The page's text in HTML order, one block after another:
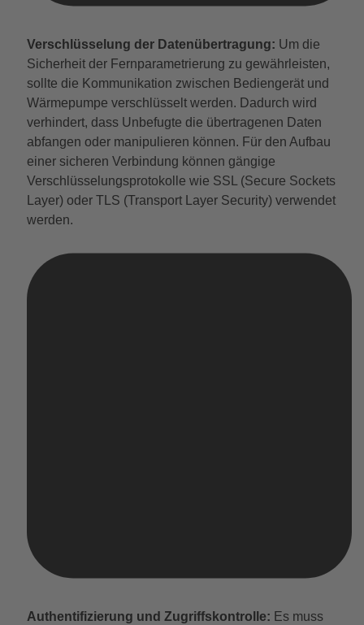
Verschlüsselung der Datenübertragung: Um die
Sicherheit der Fernparametrierung zu gewährleisten,
sollte die Kommunikation zwischen Bediengerät und
Wärmepumpe verschlüsselt werden. Dadurch wird
verhindert, dass Unbefugte die übertragenen Daten
abfangen oder manipulieren können. Für den Aufbau
einer sicheren Verbindung können gängige
Verschlüsselungsprotokolle wie SSL (Secure Sockets
Layer) oder TLS (Transport Layer Security) verwendet
werden.
Authentifizierung und Zugriffskontrolle: Es muss